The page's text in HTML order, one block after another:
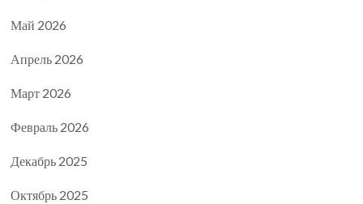
Май 2026
Апрель 2026
Март 2026
Февраль 2026
Декабрь 2025
Октябрь 2025